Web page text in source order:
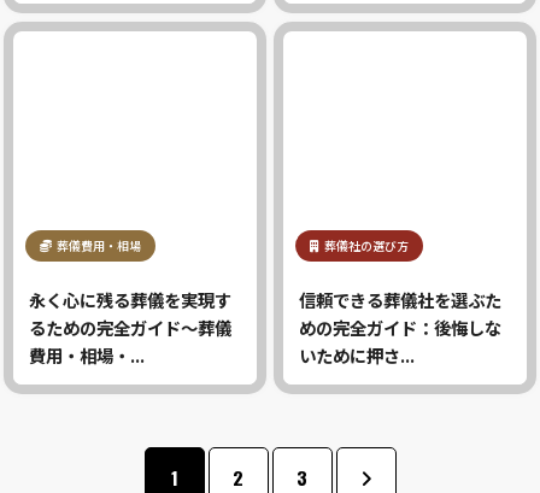
葬儀費用・相場
永く心に残る葬儀を実現す
るための完全ガイド〜葬儀
費用・相場・...
葬儀社の選び方
信頼できる葬儀社を選ぶた
めの完全ガイド：後悔しな
いために押さ...
1 2 3